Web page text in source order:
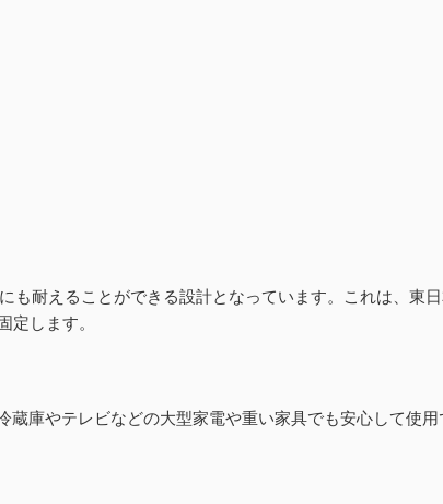
も耐えることができる設計となっています。これは、東
定します。
庫やテレビなどの大型家電や重い家具でも安心して使